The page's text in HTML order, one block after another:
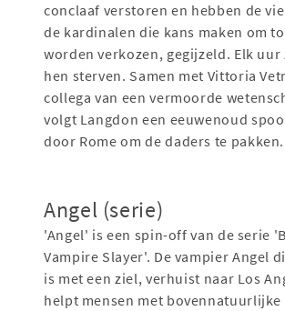
conclaaf verstoren en hebben de
de kardinalen die kans maken om
worden verkozen, gegijzeld. Elk uur
hen sterven. Samen met Vittoria
collega van een vermoorde
volgt Langdon een eeuwenoud
door Rome om de daders te
Angel (serie)
'Angel' is een spin-off van de serie
Vampire Slayer'. De vampier Angel
is met een ziel, verhuist naar Los
helpt mensen met